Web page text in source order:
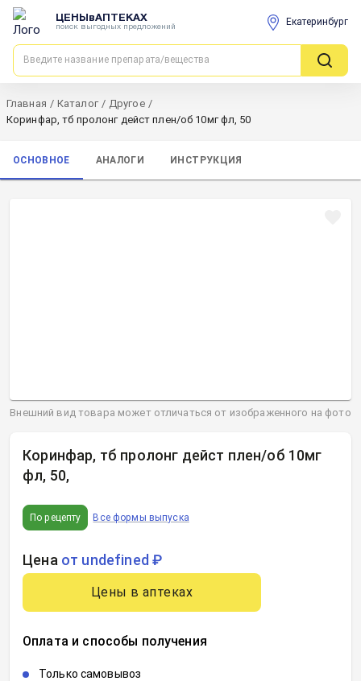
ЦЕНЫвАПТЕКАХ
поиск выгодных предложений Екатеринбург
Главная / Каталог / Другое /
Коринфар, тб пролонг дейст плен/об 10мг фл, 50
ОСНОВНОЕ АНАЛОГИ ИНСТРУКЦИЯ
Коринфар, тб пролонг дейст плен/об 10мг
фл, 50,
По рецепту Все формы выпуска
Цена от undefined ₽
Цены в аптеках
Оплата и способы получения
Только самовывоз
Внешний вид товара может отличаться от изображенного на фото